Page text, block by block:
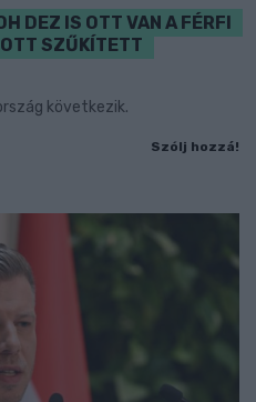
DEZ IS OTT VAN A FÉRFI
SZŰKÍTETT
következik.
Szólj hozzá!